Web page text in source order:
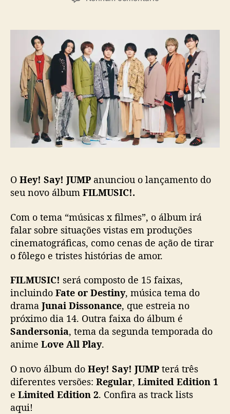
r
p
o
s
t
p
u
b
l
i
c
a
ç
ã
S
!
J
U
M
P
o
á
l
b
u
m
a
i
e
m
g
t
o
d
O Hey! Say! JUMP anunciou o lançamento do
seu novo álbum FILMUSIC!.
Com o tema “músicas x filmes”, o álbum irá
falar sobre situações vistas em produções
cinematográficas, como cenas de ação de tirar
o fôlego e tristes histórias de amor.
FILMUSIC! será composto de 15 faixas,
incluindo Fate or Destiny, música tema do
drama Junai Dissonance, que estreia no
próximo dia 14. Outra faixa do álbum é
Sandersonia, tema da segunda temporada do
anime Love All Play.
O novo álbum do Hey! Say! JUMP terá três
diferentes versões: Regular, Limited Edition 1
e Limited Edition 2. Confira as track lists
aqui!